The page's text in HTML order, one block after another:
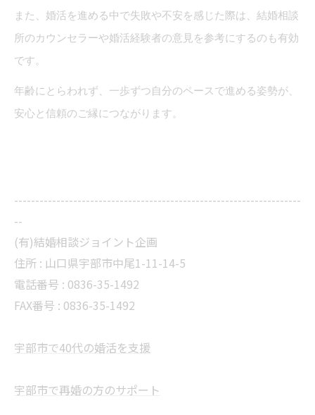
また、婚活を進める中で失敗や不安を感じた際は、結婚相談
所のカウンセラーや婚活経験者の意見を参考にするのも有効
です。
年齢にとらわれず、一歩ずつ自分のペースで進める姿勢が、
安心と信頼のご縁につながります。
--------------------------------------------------------------------
--
(有)結婚相談ジョイント企画
住所 : 山口県宇部市中尾1-11-14-5
電話番号 : 0836-35-1492
FAX番号 : 0836-35-1492
宇部市で40代の婚活を支援
宇部市で再婚の方のサポート